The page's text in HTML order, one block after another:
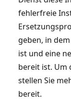
fehlerfreie
geben, in
ist und eine
bereit ist. Um
stellen Sie
bereit.